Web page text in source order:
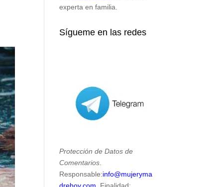
experta en familia.
Sígueme en las redes
Protección de Datos de
Comentarios
Responsable:info@mujeryma
drehoy.com.
Finalidad: